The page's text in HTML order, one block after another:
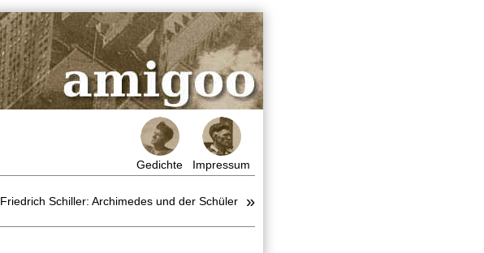
Gedichte Impressum
Friedrich Schiller: Archimedes und der Schüler »